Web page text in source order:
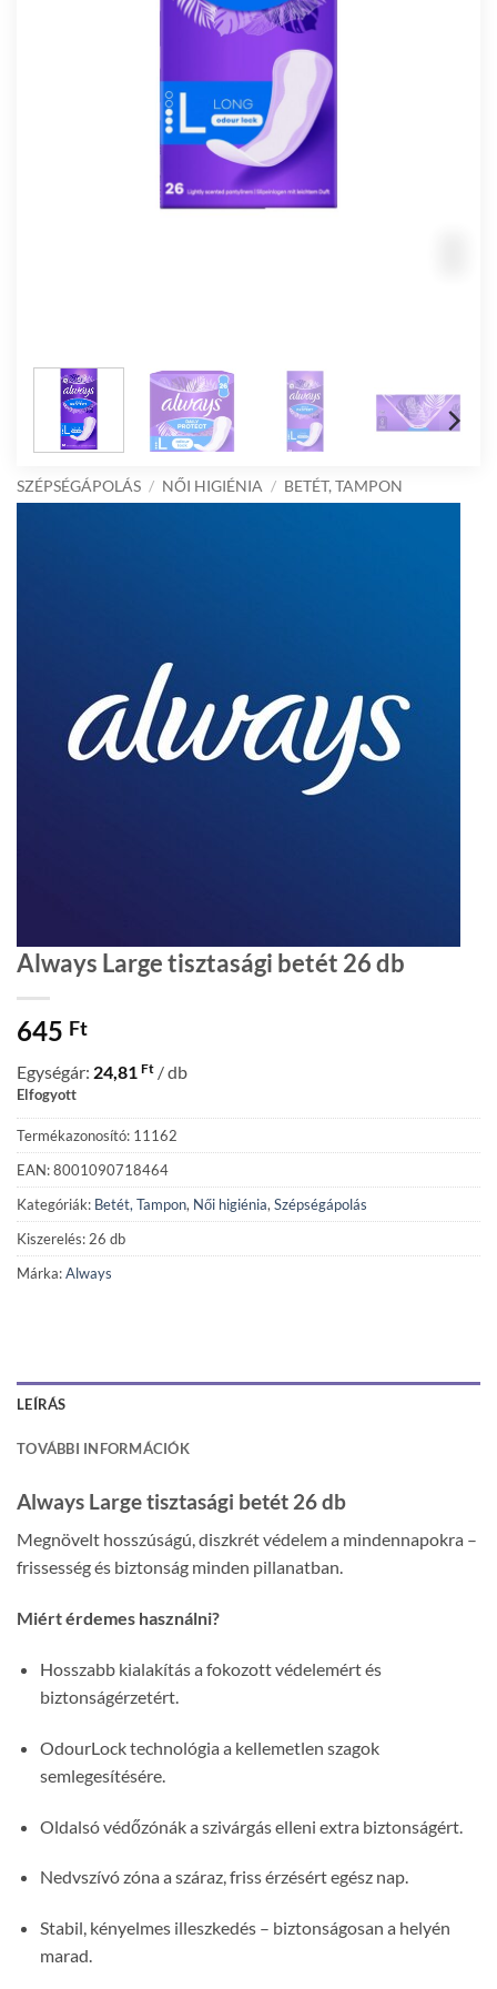
SZÉPSÉGÁPOLÁS / NŐI HIGIÉNIA / BETÉT, TAMPON
Always Large tisztasági betét 26 db
645 Ft
Egységár: 24,81 Ft / db
Elfogyott
Termékazonosító: 11162
EAN: 8001090718464
Kategóriák: Betét, Tampon, Női higiénia, Szépségápolás
Kiszerelés: 26 db
Márka:Always
LEÍRÁS
TOVÁBBI INFORMÁCIÓK
Always Large tisztasági betét 26 db
Megnövelt hosszúságú, diszkrét védelem a mindennapokra –
frissesség és biztonság minden pillanatban.
Miért érdemes használni?
Hosszabb kialakítás a fokozott védelemért és
biztonságérzetért.
OdourLock technológia a kellemetlen szagok
semlegesítésére.
Oldalsó védőzónák a szivárgás elleni extra biztonságért.
Nedvszívó zóna a száraz, friss érzésért egész nap.
Stabil, kényelmes illeszkedés – biztonságosan a helyén
marad.